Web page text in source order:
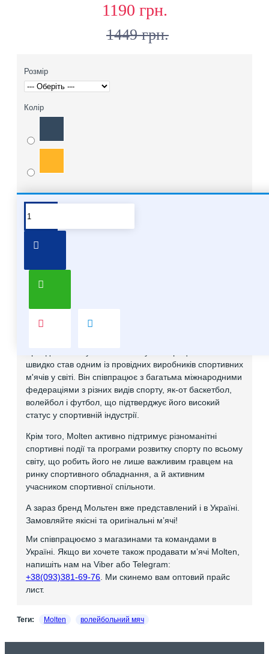
1190 грн.
1449 грн.
Розмір
Колір
Molten – японський бренд, який спеціалізується на
м'ячах для різних видів спорту. Він відомий своєю
високою якістю та інноваційними технологіями, які
швидко став одним із провідних виробників спортивних
м'ячів у світі. Він співпрацює з багатьма міжнародними
федераціями з різних видів спорту, як-от баскетбол,
волейбол і футбол, що підтверджує його високий
статус у спортивній індустрії.
Крім того, Molten активно підтримує різноманітні
спортивні події та програми розвитку спорту по всьому
світу, що робить його не лише важливим гравцем на
ринку спортивного обладнання, а й активним
учасником спортивної спільноти.
А зараз бренд Мольтен вже представлений і в Україні.
Замовляйте якісні та оригінальні мʼячі!
Ми співпрацюємо з магазинами та командами в
Україні. Якщо ви хочете також продавати мʼячі Molten,
напишіть нам на Viber або Telegram:
+38(093)381-69-76. Ми скинемо вам оптовий прайс
лист.
Теги: Molten волейбольний мяч